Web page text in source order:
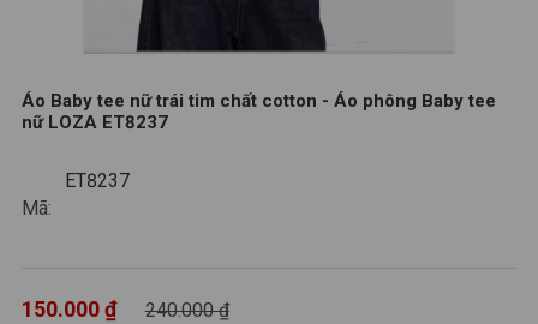
Áo Baby tee nữ trái tim chất cotton - Áo phông Baby tee
nữ LOZA ET8237
Mã:
240.000 ₫
150.000 ₫
ET8237